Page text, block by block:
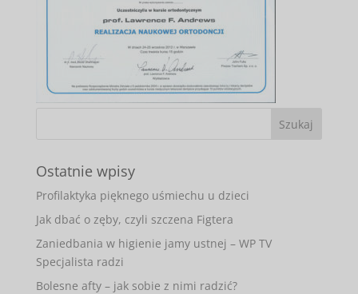
Ostatnie wpisy
Profilaktyka pięknego uśmiechu u dzieci
Jak dbać o zęby, czyli szczena Figtera
Zaniedbania w higienie jamy ustnej – WP TV
Specjalista radzi
Bolesne afty – jak sobie z nimi radzić?